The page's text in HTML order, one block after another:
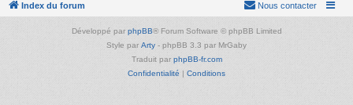
Index du forum Nous contacter
Développé par phpBB® Forum Software © phpBB Limited
Style par Arty - phpBB 3.3 par MrGaby
Traduit par phpBB-fr.com
Confidentialité | Conditions